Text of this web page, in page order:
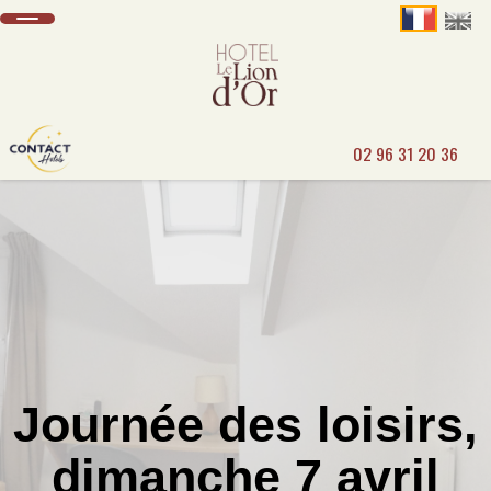
02 96 31 20 36
Journée des loisirs,
dimanche 7 avril